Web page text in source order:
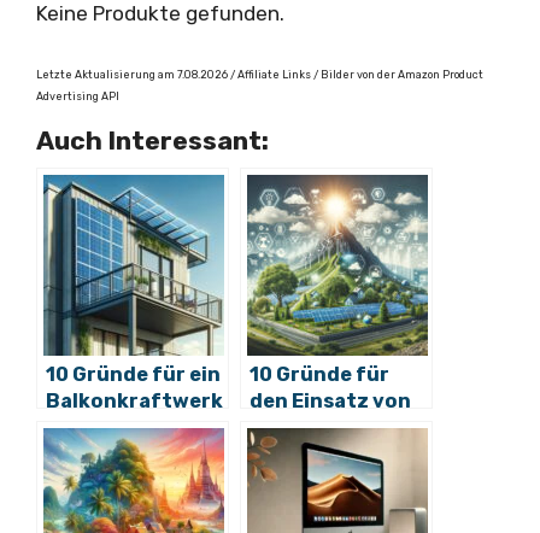
Keine Produkte gefunden.
Letzte Aktualisierung am 7.08.2026 / Affiliate Links / Bilder von der Amazon Product
Advertising API
Auch Interessant:
10 Gründe für ein
Balkonkraftwerk
10 Gründe für
den Einsatz von
Solarenergie